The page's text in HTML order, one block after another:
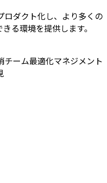
ロダクト化し、より多くの
る環境を提供します。
チーム最適化マネジメント